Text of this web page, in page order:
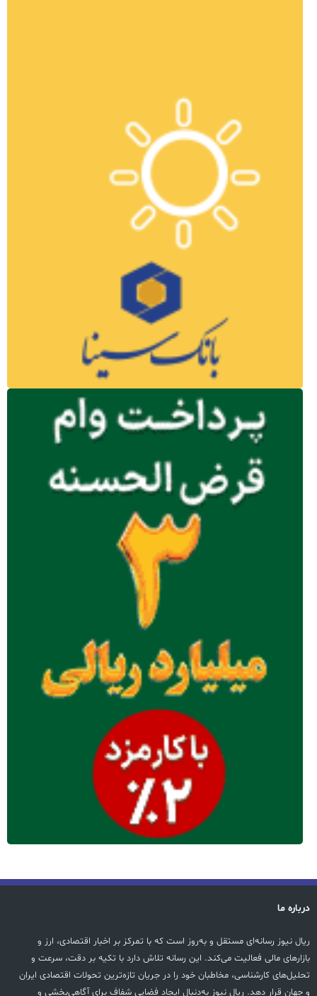
درباره ما
ریال نیوز رسانه‌ای مستقل و به‌روز است که با تمرکز بر اخبار اقتصادی، ارز و
بازارهای مالی فعالیت می‌کند. این رسانه تلاش دارد با تکیه بر دقت، سرعت و
تحلیل‌های کارشناسی، مخاطبان خود را در جریان تازه‌ترین تحولات اقتصادی ایران
و جهان قرار دهد. ریال نیوز به‌دنبال ایجاد فضایی شفاف برای آگاهی‌بخشی و